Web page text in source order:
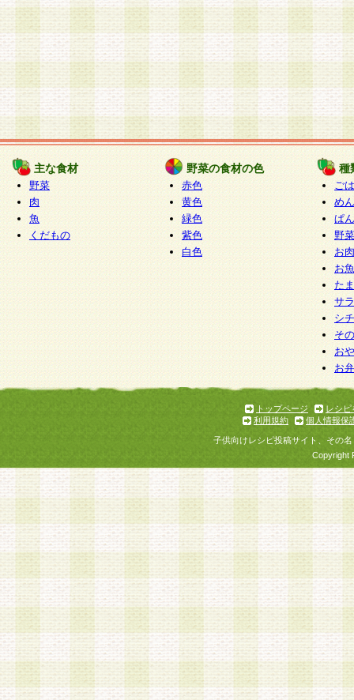
主な食材
野菜
肉
魚
くだもの
野菜の食材の色
赤色
黄色
緑色
紫色
白色
種
ご
めん
ぱん
野
お
お
た
サ
シ
そ
お
お
トップページ
レシピ
利用規約
個人情報保
子供向けレシピ投稿サイト、その
Copyright